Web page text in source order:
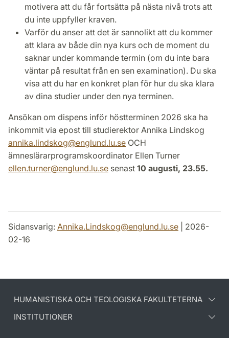
motivera att du får fortsätta på nästa nivå trots att
du inte uppfyller kraven.
Varför du anser att det är sannolikt att du kommer
att klara av både din nya kurs och de moment du
saknar under kommande termin (om du inte bara
väntar på resultat från en sen examination). Du ska
visa att du har en konkret plan för hur du ska klara
av dina studier under den nya terminen.
Ansökan om dispens inför höstterminen 2026 ska ha
inkommit via epost till studierektor Annika Lindskog
annika.lindskog@englund.lu.se OCH
ämneslärarprogramskoordinator Ellen Turner
ellen.turner@englund.lu.se senast 10 augusti, 23.55.
Sidansvarig: Annika.Lindskog@englund.lu.se | 2026-
02-16
HUMANISTISKA OCH TEOLOGISKA FAKULTETERNA
INSTITUTIONER